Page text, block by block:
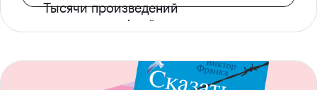
Тысячи произведений
с доступом офлайн